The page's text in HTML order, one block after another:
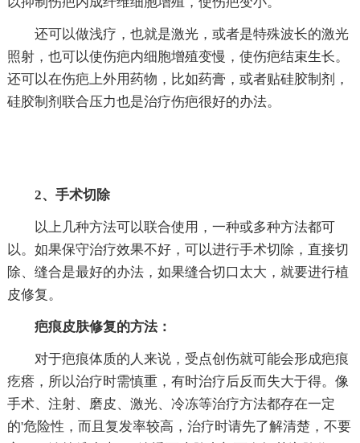
还可以做浅疗，也就是激光，或者是特殊波长的激光
照射，也可以使伤疤内细胞增殖变慢，使伤疤结束生长。
还可以在伤疤上外用药物，比如药膏，或者贴硅胶制剂，
硅胶制剂联合压力也是治疗伤疤很好的办法。
2、手术切除
以上几种方法可以联合使用，一种或多种方法都可
以。如果保守治疗效果不好，可以进行手术切除，直接切
除、缝合是最好的办法，如果缝合切口太大，就要进行植
皮修复。
疤痕皮肤修复的方法：
对于疤痕体质的人来说，受点创伤就可能会形成疤痕
疙瘩，所以治疗时需慎重，有时治疗后反而失大于得。像
手术、注射、磨皮、激光、冷冻等治疗方法都存在一定
的'危险性，而且复发率较高，治疗时请先了解清楚，不要